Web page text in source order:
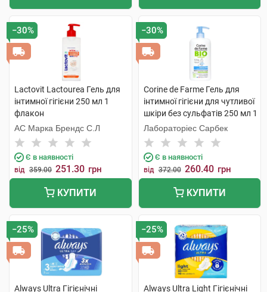
−30%
Lactovit Lactourea Гель для
інтимної гігієни 250 мл 1
флакон
АС Марка Брендс С.Л
Є в наявності
від 359.00 251.30 грн
КУПИТИ
−30%
Corine de Farme Гель для
інтимної гігієни для чутливої
шкіри без сульфатів 250 мл 1
флакон
Лабораторіес Сарбек
Є в наявності
від 372.00 260.40 грн
КУПИТИ
−25%
Always Ultra Гігієнічні
−25%
Always Ultra Light Гігієнічні